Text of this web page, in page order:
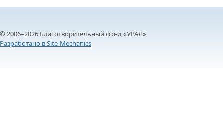
© 2006–2026 Благотворительный фонд «УРАЛ»
Разработано в Site-Mechanics